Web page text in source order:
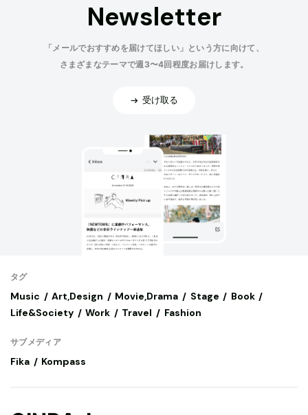
Newsletter
「メールでおすすめを届けてほしい」という方に向けて、
さまざまなテーマで週3〜4回程度お届けします。
受け取る
タグ
Music Art,Design Movie,Drama Stage
Book
Life&Society
Work Travel Fashion
サブメディア
Fika Kompass